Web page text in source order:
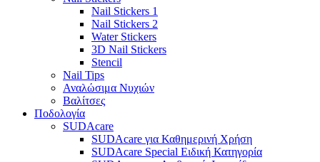
Nail Stickers 1
Nail Stickers 2
Water Stickers
3D Nail Stickers
Stencil
Nail Tips
Αναλώσιμα Νυχιών
Βαλίτσες
Ποδολογία
SUDAcare
SUDAcare για Καθημερινή Χρήση
SUDAcare Special Ειδική Κατηγορία